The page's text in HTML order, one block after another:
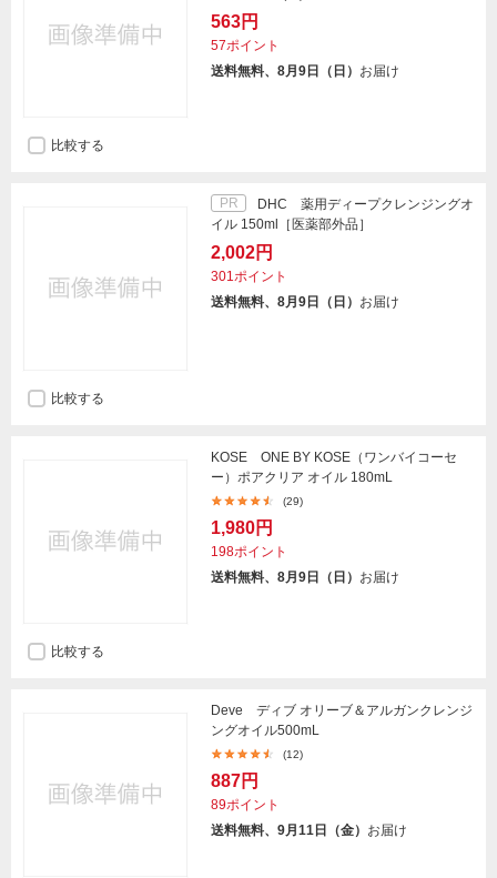
563円
57ポイント
送料無料、8月9日（日） お届け
比較する
PR
DHC 薬用ディープクレンジングオ
イル 150ml［医薬部外品］
2,002円
301ポイント
送料無料、8月9日（日） お届け
比較する
KOSE ONE BY KOSE（ワンバイコーセ
ー）ポアクリア オイル 180mL
(29)
1,980円
198ポイント
送料無料、8月9日（日） お届け
比較する
Deve ディブ オリーブ＆アルガンクレンジ
ングオイル500mL
(12)
887円
89ポイント
送料無料、9月11日（金） お届け